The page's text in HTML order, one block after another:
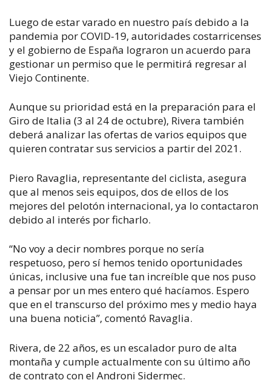
Luego de estar varado en nuestro país debido a la
pandemia por COVID-19, autoridades costarricenses
y el gobierno de España lograron un acuerdo para
gestionar un permiso que le permitirá regresar al
Viejo Continente.
Aunque su prioridad está en la preparación para el
Giro de Italia (3 al 24 de octubre), Rivera también
deberá analizar las ofertas de varios equipos que
quieren contratar sus servicios a partir del 2021.
Piero Ravaglia, representante del ciclista, asegura
que al menos seis equipos, dos de ellos de los
mejores del pelotón internacional, ya lo contactaron
debido al interés por ficharlo.
“No voy a decir nombres porque no sería
respetuoso, pero sí hemos tenido oportunidades
únicas, inclusive una fue tan increíble que nos puso
a pensar por un mes entero qué hacíamos. Espero
que en el transcurso del próximo mes y medio haya
una buena noticia”, comentó Ravaglia.
Rivera, de 22 años, es un escalador puro de alta
montaña y cumple actualmente con su último año
de contrato con el Androni Sidermec.